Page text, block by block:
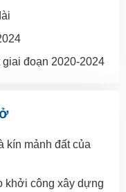
đoạn 2020-2024
kín mảnh đất của
khởi công xây dựng